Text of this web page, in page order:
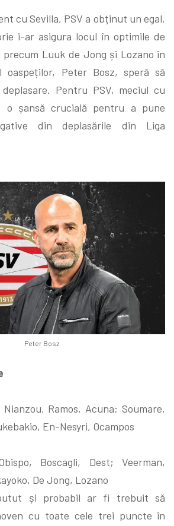
cu Sevilla, PSV a obținut un egal,
i-ar asigura locul în optimile de
Luuk de Jong și Lozano în
oaspeților, Peter Bosz, speră să
Pentru PSV, meciul cu
o șansă crucială pentru a pune
din deplasările din Liga
Peter Bosz
Ramos, Acuna; Soumare,
En-Nesyri, Ocampos
Boscagli, Dest; Veerman,
De Jong, Lozano
și probabil ar fi trebuit să
cu toate cele trei puncte în